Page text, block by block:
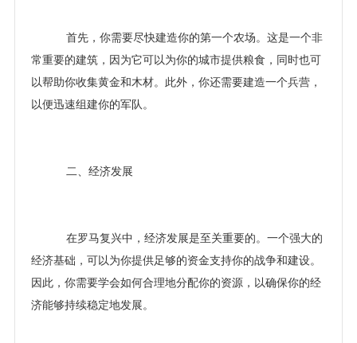
首先，你需要尽快建造你的第一个农场。这是一个非
常重要的建筑，因为它可以为你的城市提供粮食，同时也可
以帮助你收集黄金和木材。此外，你还需要建造一个兵营，
以便迅速组建你的军队。
二、经济发展
在罗马复兴中，经济发展是至关重要的。一个强大的
经济基础，可以为你提供足够的资金支持你的战争和建设。
因此，你需要学会如何合理地分配你的资源，以确保你的经
济能够持续稳定地发展。